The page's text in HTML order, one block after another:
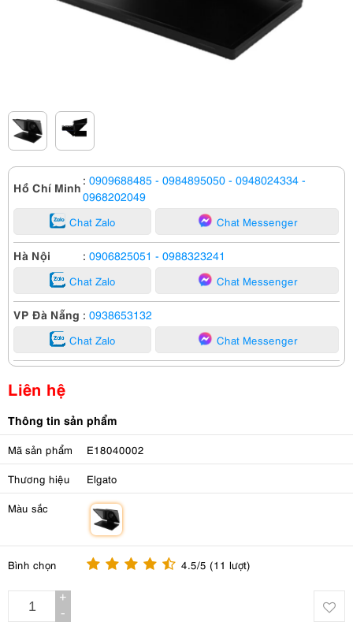
Hồ Chí Minh : 0909688485 - 0984895050 - 0948024334 -
0968202049
Chat Zalo Chat Messenger
Hà Nội : 0906825051 - 0988323241
Chat Zalo Chat Messenger
VP Đà Nẵng : 0938653132
Chat Zalo Chat Messenger
Liên hệ
Thông tin sản phẩm
Mã sản phẩm E18040002
Thương hiệu Elgato
Màu sắc
Bình chọn 4.5/5 (11 lượt)
+
-